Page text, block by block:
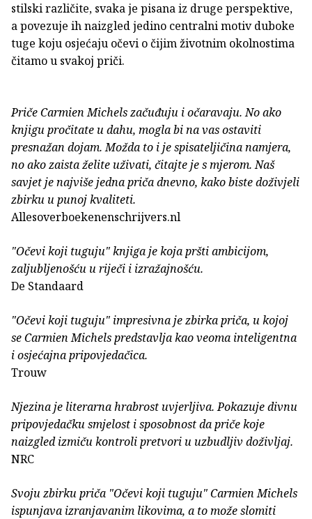
stilski različite, svaka je pisana iz druge perspektive,
a povezuje ih naizgled jedino centralni motiv duboke
tuge koju osjećaju očevi o čijim životnim okolnostima
čitamo u svakoj priči.
Priče Carmien Michels začuđuju i očaravaju. No ako
knjigu pročitate u dahu, mogla bi na vas ostaviti
presnažan dojam. Možda to i je spisateljičina namjera,
no ako zaista želite uživati, čitajte je s mjerom. Naš
savjet je najviše jedna priča dnevno, kako biste doživjeli
zbirku u punoj kvaliteti.
Allesoverboekenenschrijvers.nl
"Očevi koji tuguju" knjiga je koja pršti ambicijom,
zaljubljenošću u riječi i izražajnošću.
De Standaard
"Očevi koji tuguju" impresivna je zbirka priča, u kojoj
se Carmien Michels predstavlja kao veoma inteligentna
i osjećajna pripovjedačica.
Trouw
Njezina je literarna hrabrost uvjerljiva. Pokazuje divnu
pripovjedačku smjelost i sposobnost da priče koje
naizgled izmiču kontroli pretvori u uzbudljiv doživljaj.
NRC
Svoju zbirku priča "Očevi koji tuguju" Carmien Michels
ispunjava izranjavanim likovima, a to može slomiti